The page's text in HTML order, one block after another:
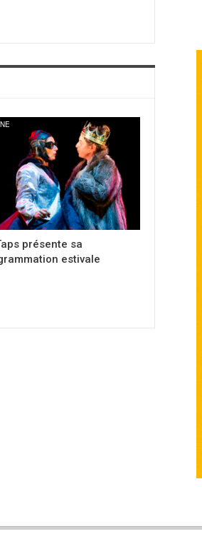
présente sa
estivale